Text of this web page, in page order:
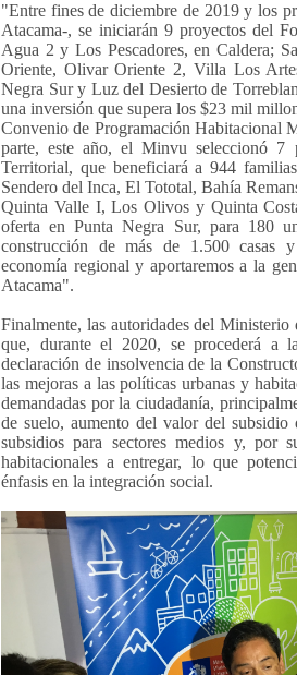
"Entre fines de diciembre de 2019 y los
Atacama-, se iniciarán 9 proyectos del
Agua 2 y Los Pescadores, en Caldera;
Oriente, Olivar Oriente 2, Villa Los
Negra Sur y Luz del Desierto de
una inversión que supera los $23 mil
Convenio de Programación Habitacional
parte, este año, el Minvu seleccionó 7
Territorial, que beneficiará a 944
Sendero del Inca, El Tototal, Bahía
Quinta Valle I, Los Olivos y Quinta
oferta en Punta Negra Sur, para 180
construcción de más de 1.500 casas y
economía regional y aportaremos a la
Atacama".
Finalmente, las autoridades del
que, durante el 2020, se procederá a
declaración de insolvencia de la
las mejoras a las políticas urbanas y
demandadas por la ciudadanía,
de suelo, aumento del valor del
subsidios para sectores medios y, por
habitacionales a entregar, lo que
énfasis en la integración social.